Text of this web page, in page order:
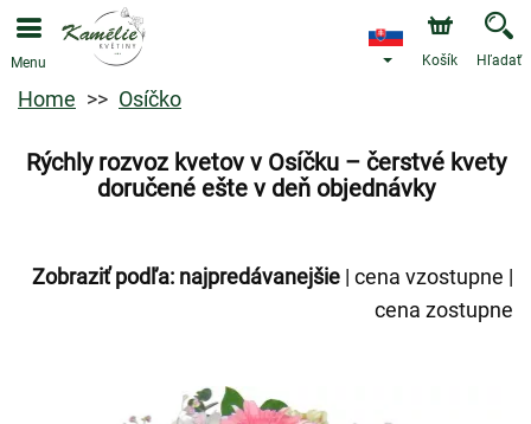
Menu Košík Hľadať
Home Osíčko
Rýchly rozvoz kvetov v Osíčku – čerstvé kvety
doručené ešte v deň objednávky
Zobraziť podľa: najpredávanejšie | cena vzostupne |
cena zostupne